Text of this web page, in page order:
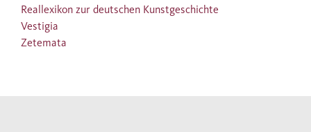
Reallexikon zur deutschen Kunstgeschichte
Vestigia
Zetemata